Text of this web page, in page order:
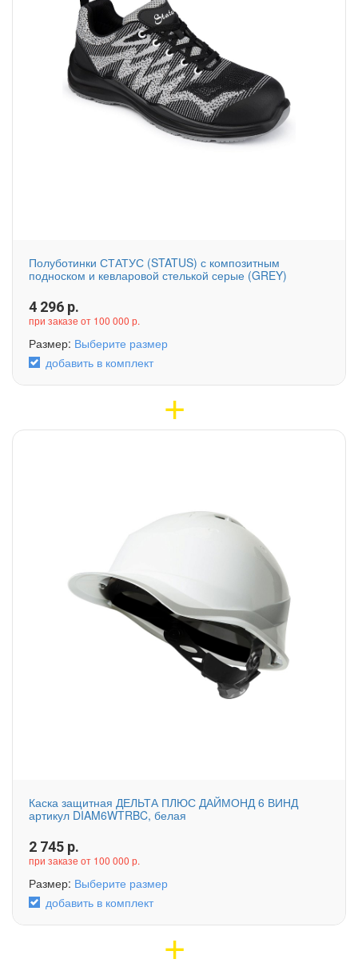
Полуботинки СТАТУС (STATUS) с композитным
подноском и кевларовой стелькой серые (GREY)
4 296 р.
при заказе от 100 000 р.
Размер: Выберите размер
добавить в комплект
Каска защитная ДЕЛЬТА ПЛЮС ДАЙМОНД 6 ВИНД
артикул DIAM6WTRBC, белая
2 745 р.
при заказе от 100 000 р.
Размер: Выберите размер
добавить в комплект